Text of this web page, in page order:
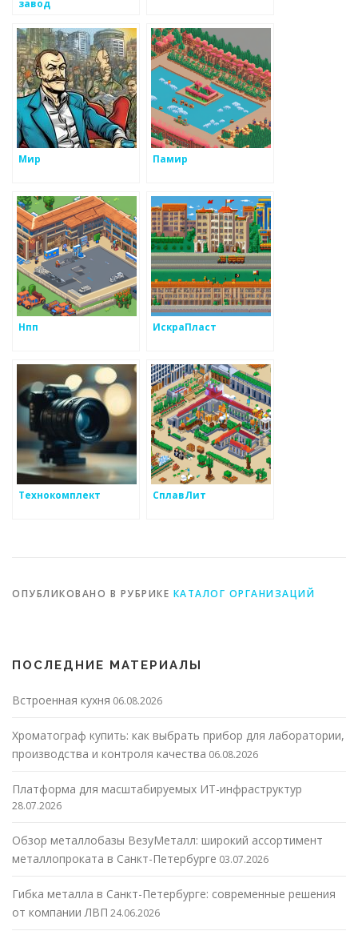
завод
Мир Памир
Нпп ИскраПласт
Технокомплект СплавЛит
ОПУБЛИКОВАНО В РУБРИКЕ КАТАЛОГ ОРГАНИЗАЦИЙ
ПОСЛЕДНИЕ МАТЕРИАЛЫ
Встроенная кухня 06.08.2026
Хроматограф купить: как выбрать прибор для лаборатории,
производства и контроля качества 06.08.2026
Платформа для масштабируемых ИТ-инфраструктур
28.07.2026
Обзор металлобазы ВезуМеталл: широкий ассортимент
металлопроката в Санкт-Петербурге 03.07.2026
Гибка металла в Санкт-Петербурге: современные решения
от компании ЛВП 24.06.2026